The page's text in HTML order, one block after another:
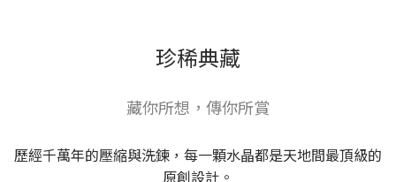
珍稀典藏
藏你所想，傳你所賞
歷經千萬年的壓縮與洗鍊，每一顆水晶都是天地間最頂級的
原創設計。